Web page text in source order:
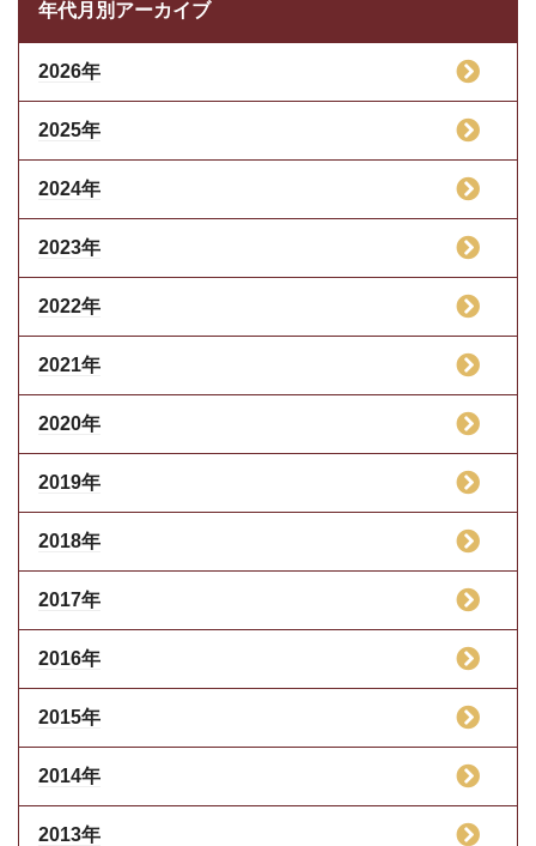
年代月別アーカイブ
2026年
2025年
2024年
2023年
2022年
2021年
2020年
2019年
2018年
2017年
2016年
2015年
2014年
2013年